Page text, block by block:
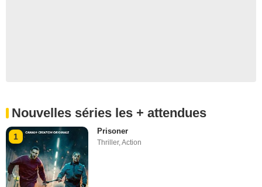
Nouvelles séries les + attendues
1
Prisoner
Thriller,Action